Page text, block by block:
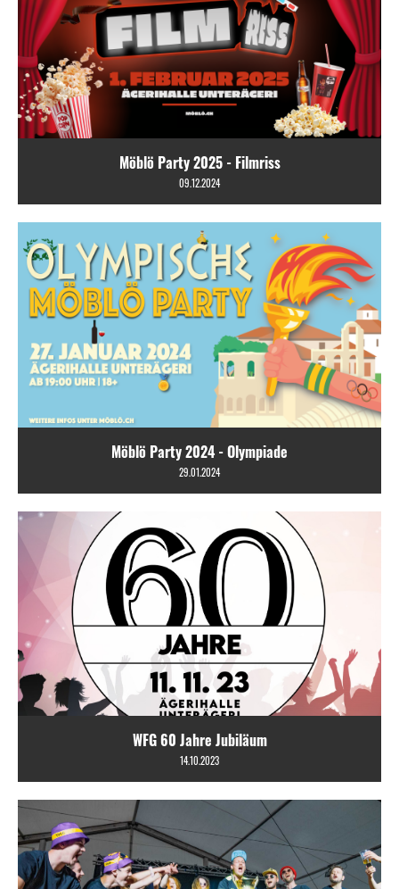
Möblö Party 2025 - Filmriss
09.12.2024
Möblö Party 2024 - Olympiade
29.01.2024
WFG 60 Jahre Jubiläum
14.10.2023